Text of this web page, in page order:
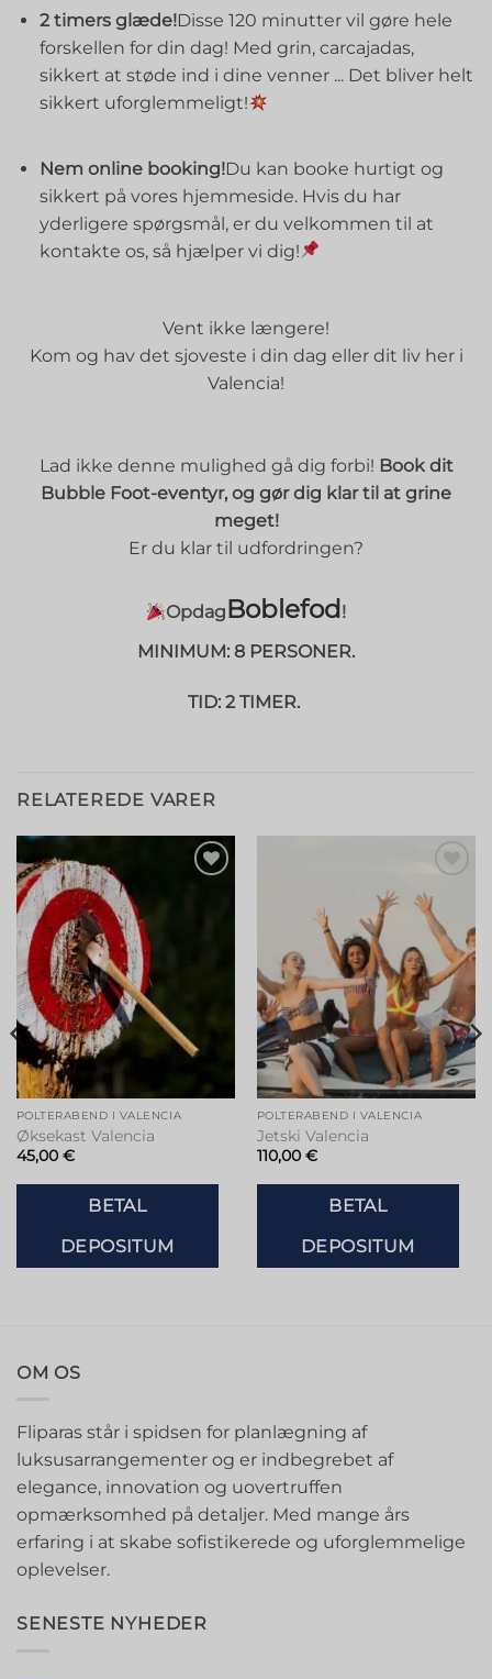
2 timers glæde!Disse 120 minutter vil gøre hele
forskellen for din dag! Med grin, carcajadas,
sikkert at støde ind i dine venner ... Det bliver helt
sikkert uforglemmeligt!
Nem online booking!Du kan booke hurtigt og
sikkert på vores hjemmeside. Hvis du har
yderligere spørgsmål, er du velkommen til at
kontakte os, så hjælper vi dig!
Vent ikke længere!
Kom og hav det sjoveste i din dag eller dit liv her i
Valencia!
Lad ikke denne mulighed gå dig forbi! Book dit
Bubble Foot-eventyr, og gør dig klar til at grine
meget!
Er du klar til udfordringen?
OpdagBoblefod !
MINIMUM: 8 PERSONER.
TID: 2 TIMER.
RELATEREDE VARER
POLTERABEND I VALENCIA
Øksekast Valencia
45,00 €
BETAL
DEPOSITUM
Tilføj til
ønskeliste
POLTERABEND I VALENCIA
Jetski Valencia
110,00 €
BETAL
DEPOSITUM
OM OS
Fliparas står i spidsen for planlægning af
luksusarrangementer og er indbegrebet af
elegance, innovation og uovertruffen
opmærksomhed på detaljer. Med mange års
erfaring i at skabe sofistikerede og uforglemmelige
oplevelser.
SENESTE NYHEDER